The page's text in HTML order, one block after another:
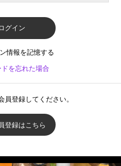
グイン
情報を記憶する
を忘れた場合
員登録してください。
登録はこちら